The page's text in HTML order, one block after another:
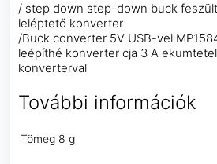
/ step down step-down buck
leléptető konverter
/Buck converter 5V USB-vel
leépíthé konverter cja 3 A
konverterval
További információk
Tömeg 8 g